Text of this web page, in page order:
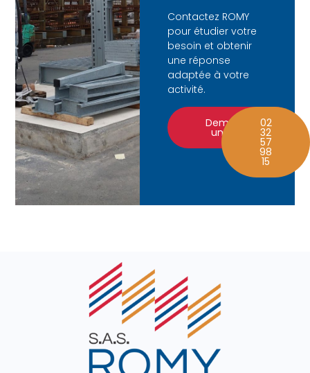
Contactez ROMY
pour étudier votre
besoin et obtenir
une réponse
adaptée à votre
activité.
Demander
un devis
02
32
57
98
15